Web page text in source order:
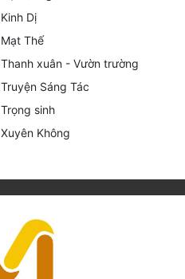
Kinh Dị
Mạt Thế
Thanh xuân - Vườn trường
Truyện Sáng Tác
Trọng sinh
Xuyên Không